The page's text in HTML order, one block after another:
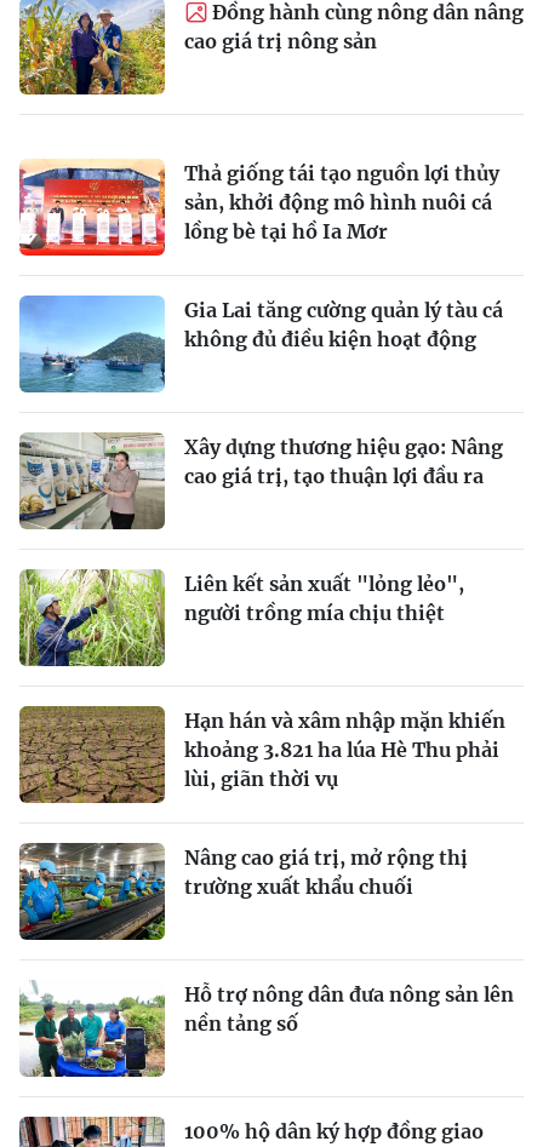
Ðồng hành cùng nông dân nâng
cao giá trị nông sản
Thả giống tái tạo nguồn lợi thủy
sản, khởi động mô hình nuôi cá
lồng bè tại hồ Ia Mơr
Gia Lai tăng cường quản lý tàu cá
không đủ điều kiện hoạt động
Xây dựng thương hiệu gạo: Nâng
cao giá trị, tạo thuận lợi đầu ra
Liên kết sản xuất "lỏng lẻo",
người trồng mía chịu thiệt
Hạn hán và xâm nhập mặn khiến
khoảng 3.821 ha lúa Hè Thu phải
lùi, giãn thời vụ
Nâng cao giá trị, mở rộng thị
trường xuất khẩu chuối
Hỗ trợ nông dân đưa nông sản lên
nền tảng số
100% hộ dân ký hợp đồng giao